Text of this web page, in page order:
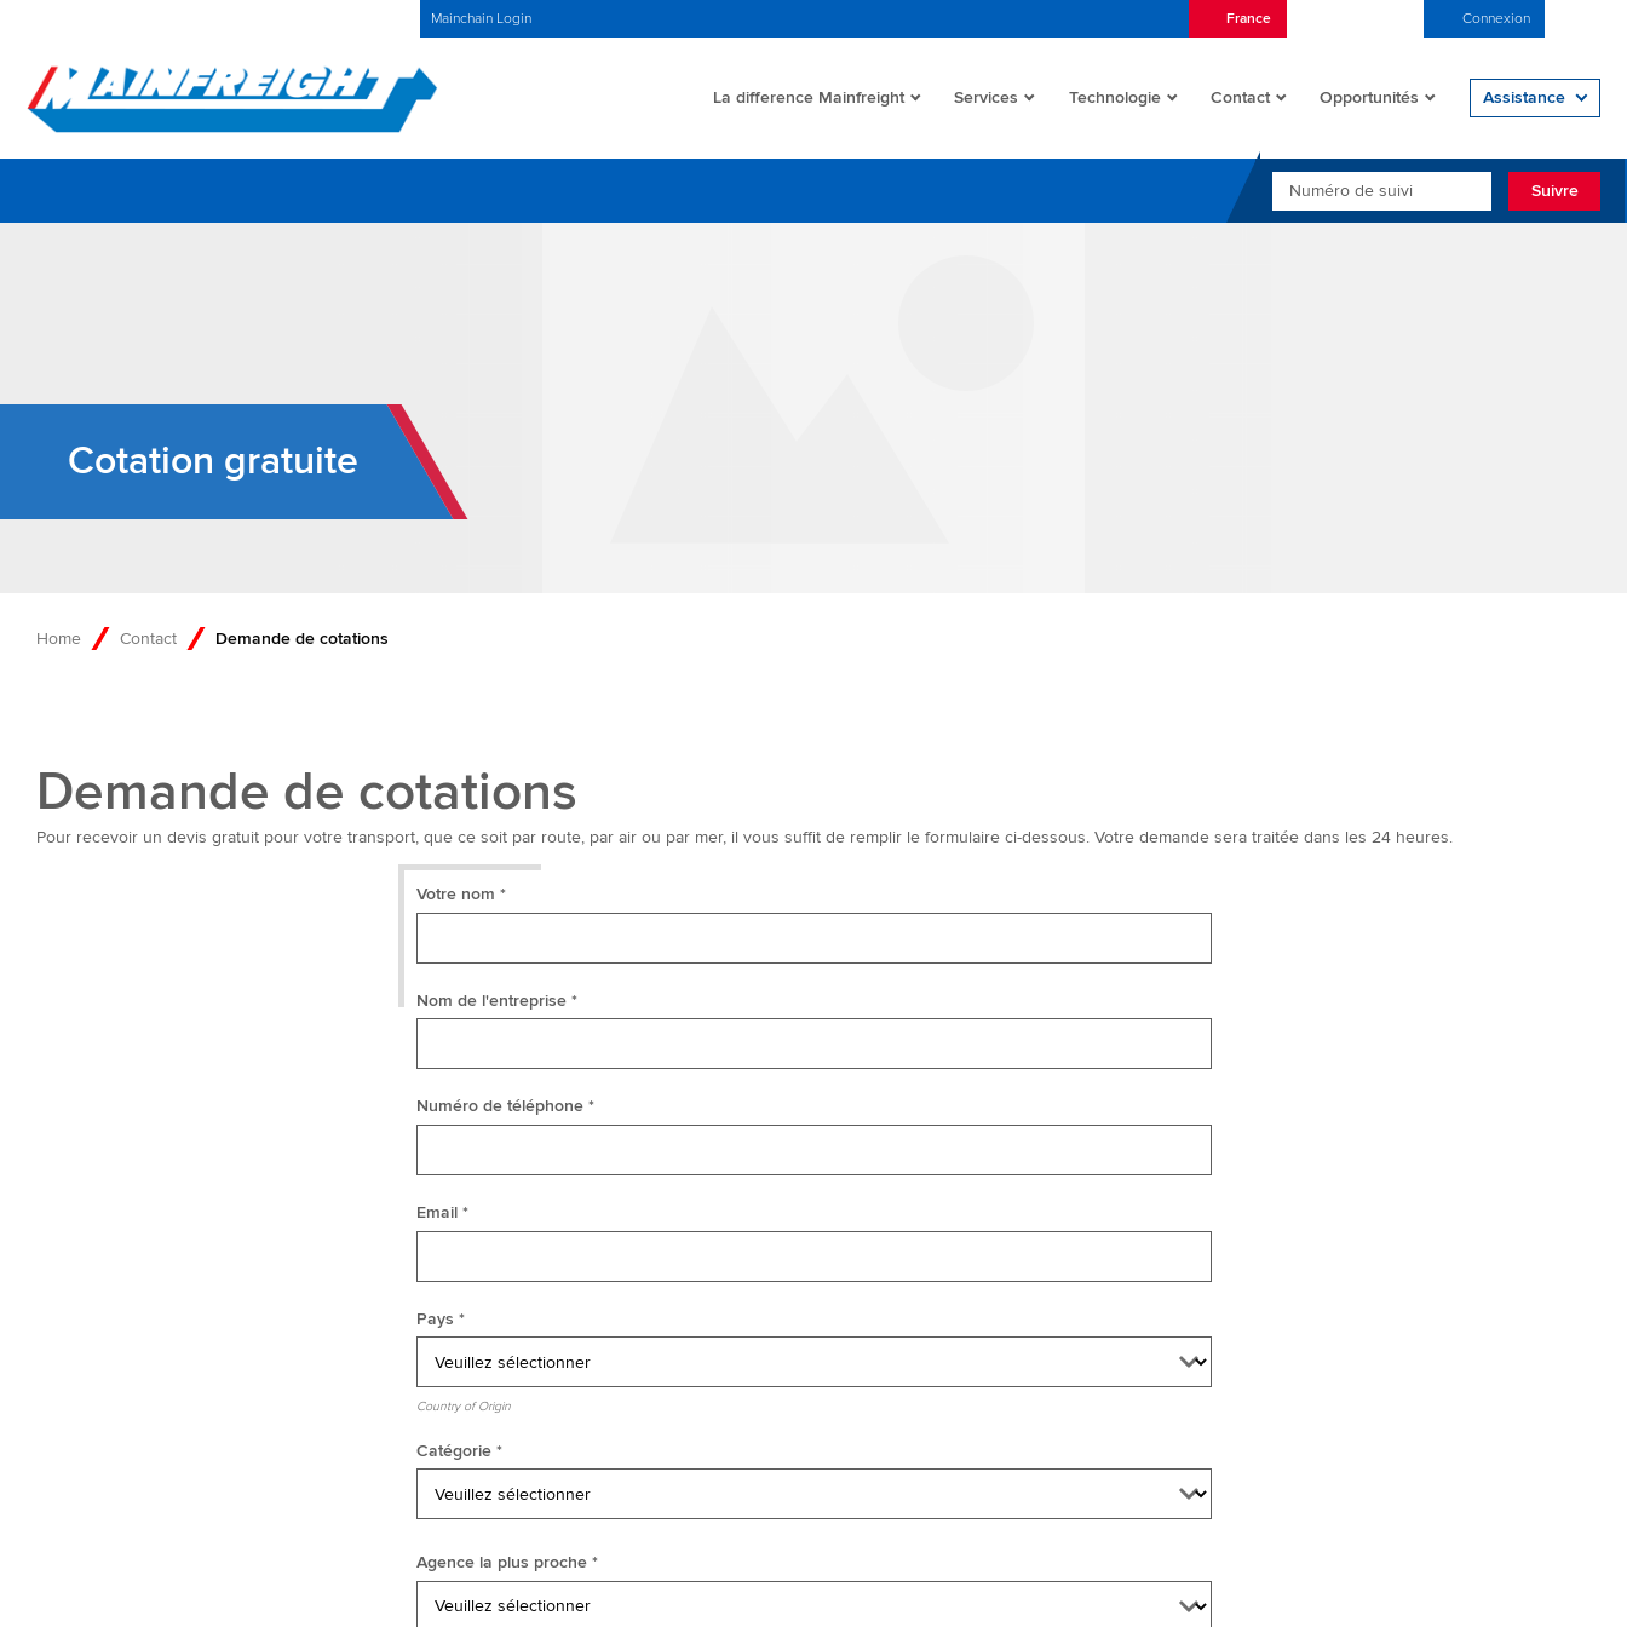
Mainchain Login France Connexion
Go to Home
La difference Mainfreight Services Technologie Contact Opportunités Assistance
NUMÉRO DE SUIVI
Suivre
Cotation gratuite
Home Contact Demande de cotations
Demande de cotations
Pour recevoir un devis gratuit pour votre transport, que ce soit par route, par air ou par mer, il vous suffit de remplir le formulaire ci-dessous. Votre demande sera traitée dans les 24 heures.
Votre nom *
Nom de l'entreprise *
Numéro de téléphone *
Email *
Pays *
Country of Origin
Catégorie *
Agence la plus proche *